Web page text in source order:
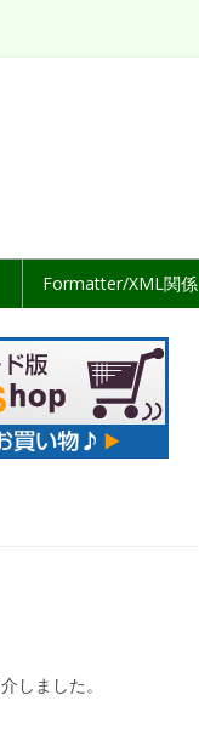
Formatter/XML関係
しました。